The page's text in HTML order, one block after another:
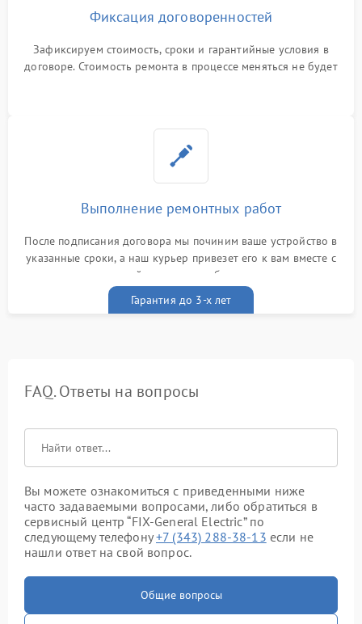
Фиксация договоренностей
Зафиксируем стоимость, сроки и гарантийные условия в
договоре. Стоимость ремонта в процессе меняться не будет
Выполнение ремонтных работ
После подписания договора мы починим ваше устройство в
указанные сроки, а наш курьер привезет его к вам вместе с
гарантийным талоном бесплатно
Гарантия до 3-х лет
FAQ. Ответы на вопросы
Вы можете ознакомиться с приведенными ниже
часто задаваемыми вопросами, либо обратиться в
сервисный центр “FIX-General Electric” по
следующему телефону+7 (343) 288-38-13 если не
нашли ответ на свой вопрос.
Общие вопросы